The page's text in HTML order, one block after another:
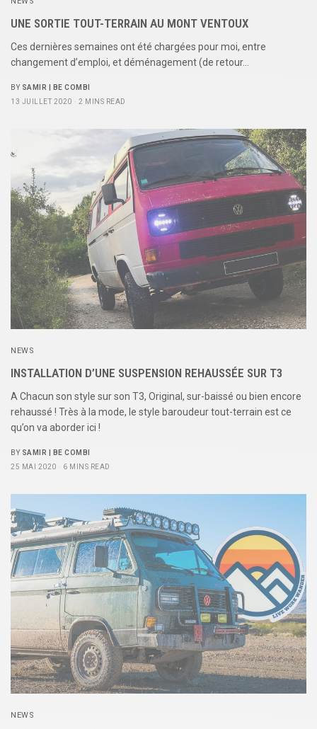
UNE SORTIE TOUT-TERRAIN AU MONT VENTOUX
Ces dernières semaines ont été chargées pour moi, entre
changement d’emploi, et déménagement (de retour…
BY SAMIR | BE COMBI
13 JUILLET 2020
2 MINS READ
NEWS
INSTALLATION D’UNE SUSPENSION REHAUSSÉE SUR T3
A Chacun son style sur son T3, Original, sur-baissé ou bien encore
rehaussé ! Très à la mode, le style baroudeur tout-terrain est ce
qu’on va aborder ici !
BY SAMIR | BE COMBI
25 MAI 2020
6 MINS READ
NEWS